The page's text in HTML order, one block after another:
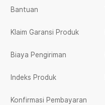
Bantuan
Klaim Garansi Produk
Biaya Pengiriman
Indeks Produk
Konfirmasi Pembayaran